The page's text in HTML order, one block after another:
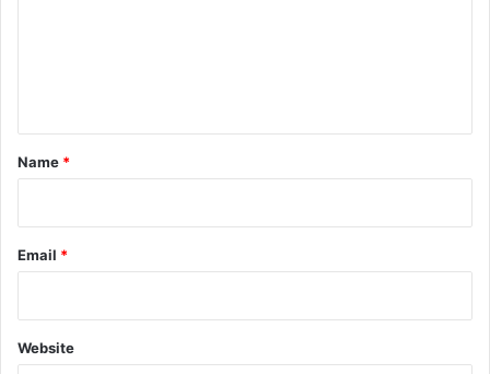
*
Name *
Email *
Website